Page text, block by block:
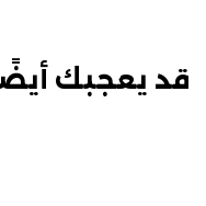
قد يعجبك